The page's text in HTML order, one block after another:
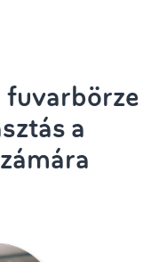
fuvarbörze
a